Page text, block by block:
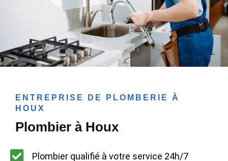
ENTREPRISE DE PLOMBERIE À
HOUX
Plombier à Houx
Plombier qualifié à votre service 24h/7